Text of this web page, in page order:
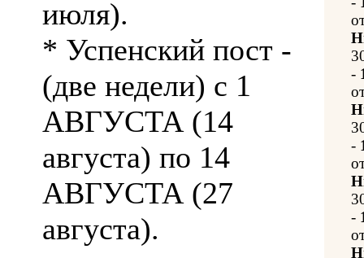
июля).
* Успенский пост -
(две недели) с 1
АВГУСТА (14
августа) по 14
АВГУСТА (27
августа).
-
-
-